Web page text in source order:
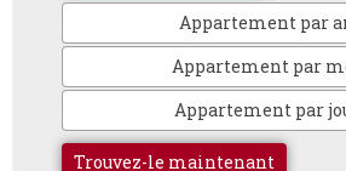
Appartement par
Appartement par
Appartement par
Trouvez-le maintenant